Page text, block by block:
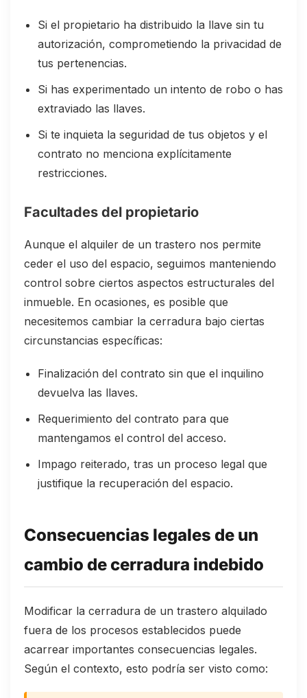
Si el propietario ha distribuido la llave sin tu
autorización, comprometiendo la privacidad de
tus pertenencias.
Si has experimentado un intento de robo o has
extraviado las llaves.
Si te inquieta la seguridad de tus objetos y el
contrato no menciona explícitamente
restricciones.
Facultades del propietario
Aunque el alquiler de un trastero nos permite
ceder el uso del espacio, seguimos manteniendo
control sobre ciertos aspectos estructurales del
inmueble. En ocasiones, es posible que
necesitemos cambiar la cerradura bajo ciertas
circunstancias específicas:
Finalización del contrato sin que el inquilino
devuelva las llaves.
Requerimiento del contrato para que
mantengamos el control del acceso.
Impago reiterado, tras un proceso legal que
justifique la recuperación del espacio.
Consecuencias legales de un
cambio de cerradura indebido
Modificar la cerradura de un trastero alquilado
fuera de los procesos establecidos puede
acarrear importantes consecuencias legales.
Según el contexto, esto podría ser visto como: